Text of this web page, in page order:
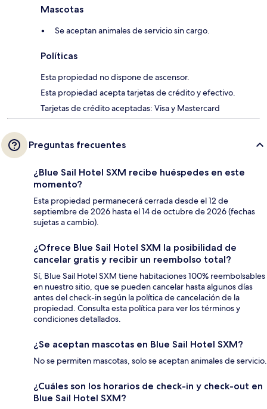
Mascotas
Se aceptan animales de servicio sin cargo.
Políticas
Esta propiedad no dispone de ascensor.
Esta propiedad acepta tarjetas de crédito y efectivo.
Tarjetas de crédito aceptadas: Visa y Mastercard
Preguntas frecuentes
¿Blue Sail Hotel SXM recibe huéspedes en este
momento?
Esta propiedad permanecerá cerrada desde el 12 de
septiembre de 2026 hasta el 14 de octubre de 2026 (fechas
sujetas a cambio).
¿Ofrece Blue Sail Hotel SXM la posibilidad de
cancelar gratis y recibir un reembolso total?
Sí, Blue Sail Hotel SXM tiene habitaciones 100% reembolsables
en nuestro sitio, que se pueden cancelar hasta algunos días
antes del check-in según la política de cancelación de la
propiedad. Consulta esta política para ver los términos y
condiciones detallados.
¿Se aceptan mascotas en Blue Sail Hotel SXM?
No se permiten mascotas, solo se aceptan animales de servicio.
¿Cuáles son los horarios de check-in y check-out en
Blue Sail Hotel SXM?